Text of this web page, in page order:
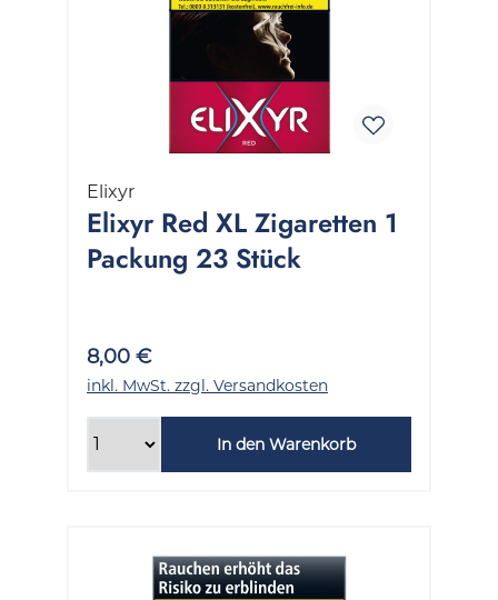
Elixyr
Elixyr Red XL Zigaretten 1
Packung 23 Stück
8,00 €
inkl. MwSt. zzgl. Versandkosten
In den Warenkorb